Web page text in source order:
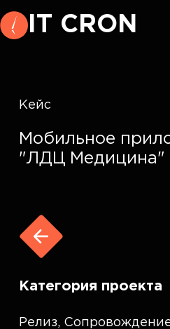
IT CRON
Кейс
Мобильное
"ЛДЦ Медицина"
Категория проекта
Релиз,